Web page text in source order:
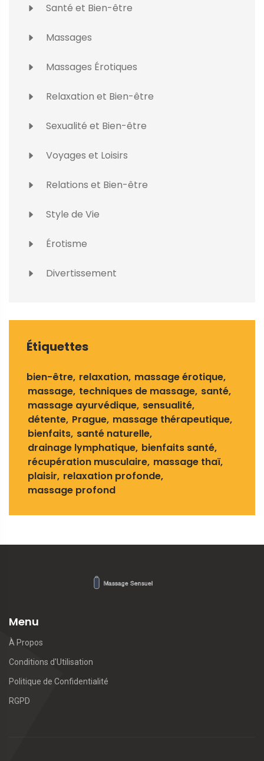
Santé et Bien-être
Massages
Massages Érotiques
Relaxation et Bien-être
Sexualité et Bien-être
Voyages et Loisirs
Relations et Bien-être
Style de Vie
Érotisme
Divertissement
Étiquettes
bien-être relaxation massage érotique
massage techniques de massage santé
massage ayurvédique sensualité
détente Prague massage thérapeutique
bienfaits santé naturelle
drainage lymphatique bienfaits santé
récupération musculaire massage thaï
plaisir relaxation profonde
massage profond
Menu
À Propos
Conditions d'Utilisation
Politique de Confidentialité
RGPD